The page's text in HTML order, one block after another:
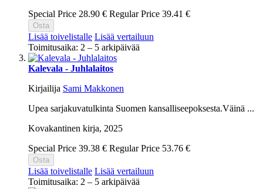
Special Price 28.90 € Regular Price 39.41 €
Osta
Lisää toivelistalle Lisää vertailuun
Toimitusaika: 2 – 5 arkipäivää
Kalevala - Juhlalaitos
Kirjailija Sami Makkonen
Upea sarjakuvatulkinta Suomen kansalliseepoksesta.Väinä ...
Kovakantinen kirja, 2025
Special Price 39.38 € Regular Price 53.76 €
Osta
Lisää toivelistalle Lisää vertailuun
Toimitusaika: 2 – 5 arkipäivää